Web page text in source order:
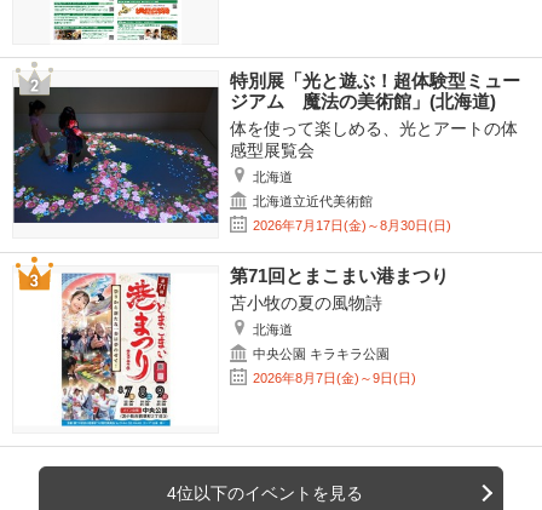
特別展「光と遊ぶ！超体験型ミュー
ジアム 魔法の美術館」(北海道)
体を使って楽しめる、光とアートの体
感型展覧会
北海道
北海道立近代美術館
2026年7月17日(金)～8月30日(日)
第71回とまこまい港まつり
苫小牧の夏の風物詩
北海道
中央公園 キラキラ公園
2026年8月7日(金)～9日(日)
4位以下のイベントを見る